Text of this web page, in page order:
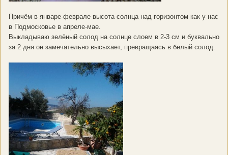
Причём в январе-феврале высота солнца над горизонтом как у нас
в Подмосковье в апреле-мае.
Выкладываю зелёный солод на солнце слоем в 2-3 см и буквально
за 2 дня он замечательно высыхает, превращаясь в белый солод.